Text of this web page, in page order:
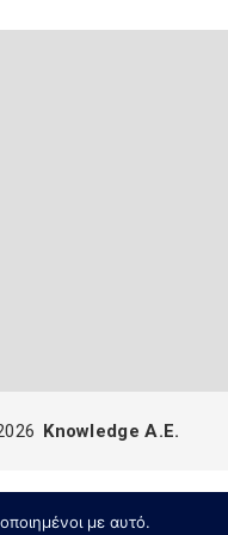
με αυτό.
Knowledge A.E.